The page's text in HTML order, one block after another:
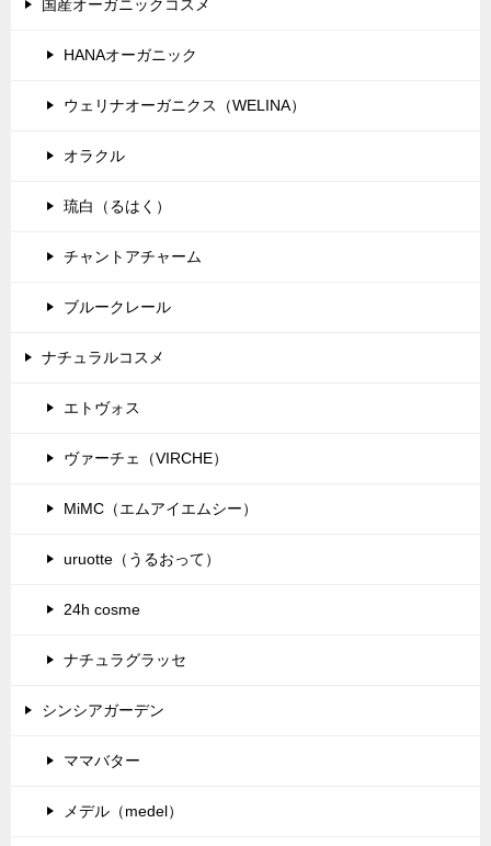
国産オーガニックコスメ
HANAオーガニック
ウェリナオーガニクス（WELINA）
オラクル
琉白（るはく）
チャントアチャーム
ブルークレール
ナチュラルコスメ
エトヴォス
ヴァーチェ（VIRCHE）
MiMC（エムアイエムシー）
uruotte（うるおって）
24h cosme
ナチュラグラッセ
シンシアガーデン
ママバター
メデル（medel）